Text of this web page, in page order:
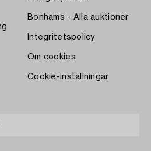
Bonhams - Alla auktioner
Integritetspolicy
Om cookies
Cookie-inställningar